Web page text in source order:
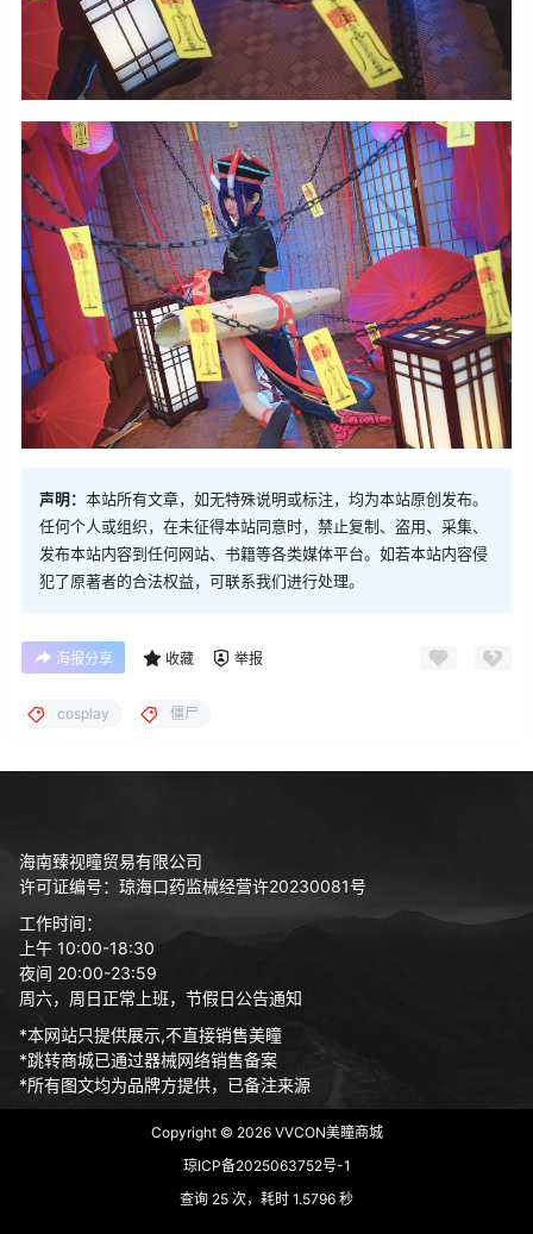
声明： 本站所有文章，如无特殊说明或标注，均为本站原创发布。
任何个人或组织，在未征得本站同意时，禁止复制、盗用、采集、
发布本站内容到任何网站、书籍等各类媒体平台。如若本站内容侵
犯了原著者的合法权益，可联系我们进行处理。
海报分享 收藏 举报
cosplay 僵尸
海南臻视瞳贸易有限公司
许可证编号：琼海口药监械经营许20230081号
工作时间：
上午 10:00-18:30
夜间 20:00-23:59
周六，周日正常上班，节假日公告通知
*本网站只提供展示,不直接销售美瞳
*跳转商城已通过器械网络销售备案
*所有图文均为品牌方提供，已备注来源
Copyright © 2026VVCON美瞳商城
琼ICP备2025063752号-1
查询 25 次，耗时 1.5796 秒